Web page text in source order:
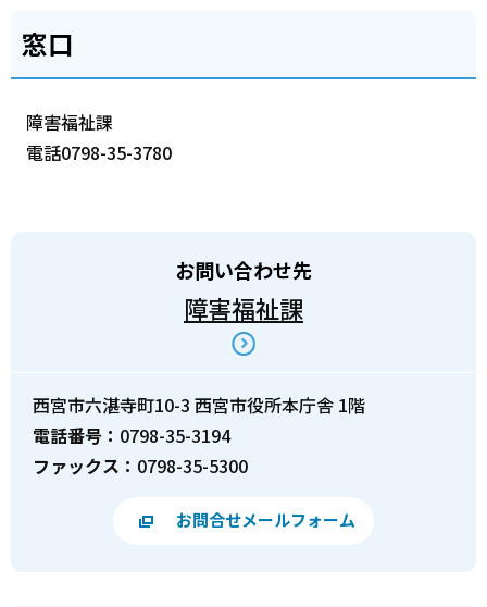
窓口
障害福祉課
電話0798-35-3780
お問い合わせ先
障害福祉課
西宮市六湛寺町10-3 西宮市役所本庁舎 1階
電話番号： 0798-35-3194
ファックス： 0798-35-5300
お問合せメールフォーム